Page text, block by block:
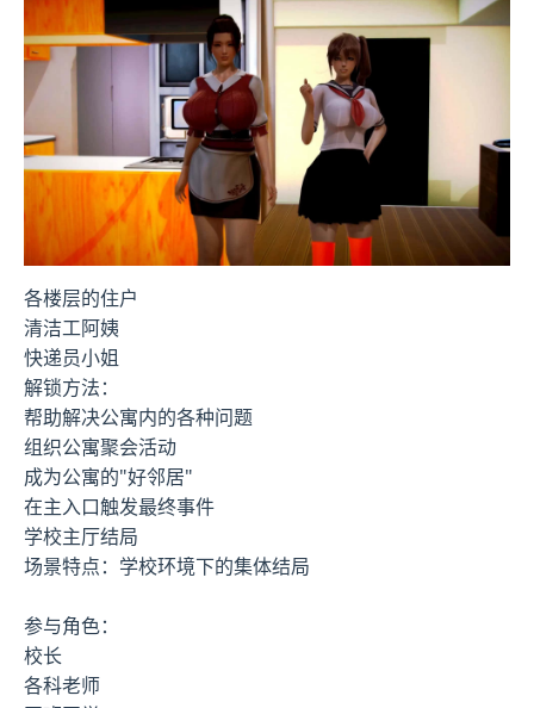
各楼层的住户
清洁工阿姨
快递员小姐
解锁方法：
帮助解决公寓内的各种问题
组织公寓聚会活动
成为公寓的"好邻居"
在主入口触发最终事件
学校主厅结局
场景特点：学校环境下的集体结局
参与角色：
校长
各科老师